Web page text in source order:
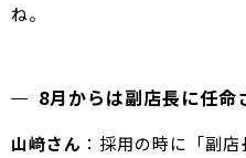
ね。
8月からは副店長に任命
山﨑さん ：採用の時に「副